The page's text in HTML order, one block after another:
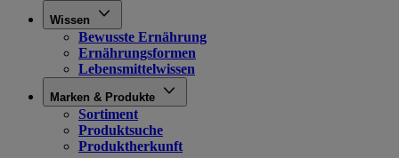
Wissen
Bewusste Ernährung
Ernährungsformen
Lebensmittelwissen
Marken & Produkte
Sortiment
Produktsuche
Produktherkunft